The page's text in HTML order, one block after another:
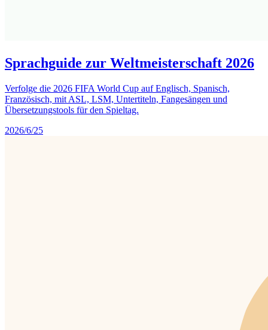
Sprachguide zur Weltmeisterschaft 2026
Verfolge die 2026 FIFA World Cup auf Englisch, Spanisch,
Französisch, mit ASL, LSM, Untertiteln, Fangesängen und
Übersetzungstools für den Spieltag.
2026/6/25